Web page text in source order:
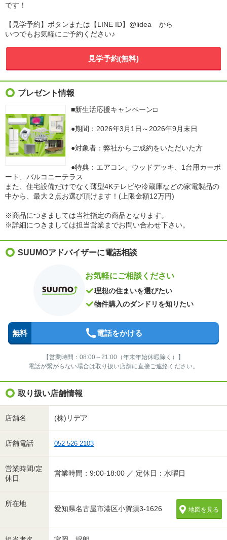
です！
【見学予約】ボタンまたは【LINE ID】@lidea から
いつでもお気軽にご予約ください♪
見学予約(無料)
プレゼント情報
■新生活応援キャンペーン□
●期間：2026年3月1日～2026年9月末日
●対象者：弊社からご成約をいただいた方
●特典：エアコン、ウッドデッキ、1台用カーポ
ート、バルコニーテラス
また、住宅設備だけでなく薄型4Kテレビや冷蔵庫などの家電製品の
中から、最大２点お選び頂けます！(上限金額12万円)
※商品につきましては当社指定の商品となります。
※詳細につきましては担当営業までお問い合わせ下さい。
SUUMOアドバイザーに電話相談
お気軽にご相談ください
理想の住まいを選びたい
物件購入のダンドリを知りたい
無料 電話をかける
【営業時間：08:00～21:00（年末年始休暇除く）】
電話が繋がらない場合は取り扱い店舗に直接ご連絡ください。
取り扱い店舗情報
店舗名 (株)リデア
店舗電話 052-526-2103
営業時間/定
休日
営業時間：9:00-18:00 ／ 定休日：水曜日
所在地
愛知県名古屋市港区小賀須3-1626 地図を見る